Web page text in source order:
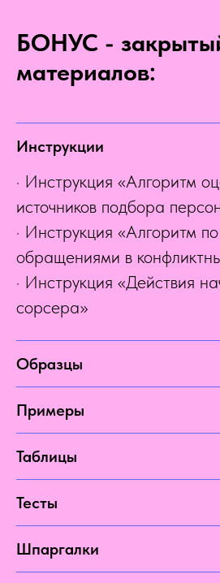
БОНУС -
материалов:
Инструкции
· Инструкция «Алгоритм
источников подбора
· Инструкция «Алгоритм
обращениями в
· Инструкция «Действия
сорсера»
Образцы
Примеры
Таблицы
Тесты
Шпаргалки